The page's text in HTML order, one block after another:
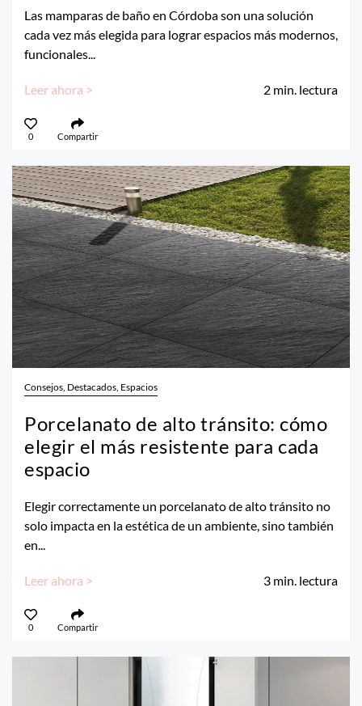
Las mamparas de baño en Córdoba son una solución
cada vez más elegida para lograr espacios más modernos,
funcionales...
Leer ahora > 2 min. lectura
0 Compartir
Consejos, Destacados, Espacios
Porcelanato de alto tránsito: cómo
elegir el más resistente para cada
espacio
Elegir correctamente un porcelanato de alto tránsito no
solo impacta en la estética de un ambiente, sino también
en...
Leer ahora > 3 min. lectura
0 Compartir